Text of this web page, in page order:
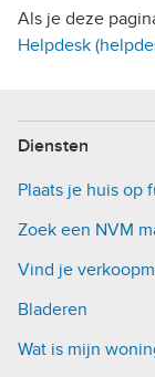
Als je deze
Helpdesk
Diensten
Plaats je huis op
Zoek een NVM
Vind je
Bladeren
Wat is mijn